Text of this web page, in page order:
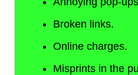
Broken links.
Online charges.
Misprints in the